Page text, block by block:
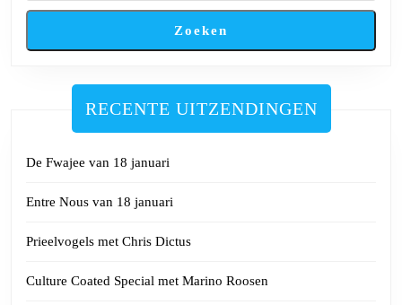
Zoeken
RECENTE UITZENDINGEN
De Fwajee van 18 januari
Entre Nous van 18 januari
Prieelvogels met Chris Dictus
Culture Coated Special met Marino Roosen